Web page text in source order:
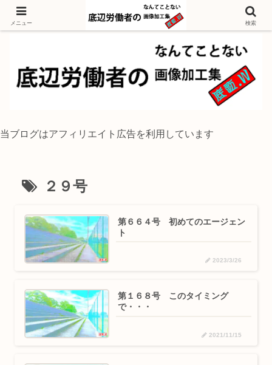
独身底辺おじさんが風景写真をイラスト風に加工するブログ
当ブログはアフィリエイト広告を利用しています
２９号
第６６４号 初めてのエージェン
ト
2023/3/26
第１６８号 このタイミング
で・・・
2021/11/15
メニュー 検索